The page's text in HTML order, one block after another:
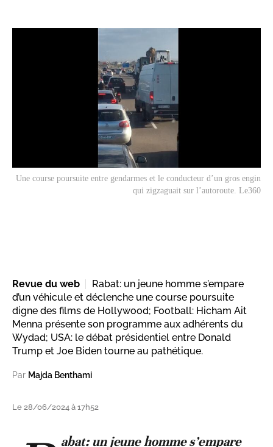
Une course poursuite entre gendarmes et le conducteur d’un gros engin
qui zigzaguait sur l’autoroute. Le360
Revue du web
Rabat: un jeune homme s’empare
d’un véhicule et déclenche une course poursuite
digne des films de Hollywood; Football: Hicham Ait
Menna présente son programme aux adhérents du
Wydad; USA: le débat présidentiel entre Donald
Trump et Joe Biden tourne au pathétique.
Par Majda Benthami
Le 28/06/2024 à 17h52
abat: un jeune homme s’empare